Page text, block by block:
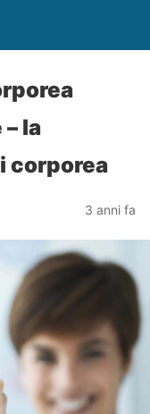
la
corporea
3 anni fa